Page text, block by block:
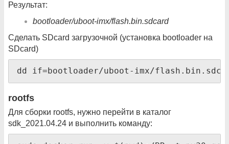
Результат:
bootloader/uboot-imx/flash.bin.sdcard
Сделать SDcard загрузочной (установка bootloader на
SDcard)
dd if=bootloader/uboot-imx/
rootfs
Для сборки rootfs, нужно перейти в каталог
sdk_2021.04.24 и выполнить команду: